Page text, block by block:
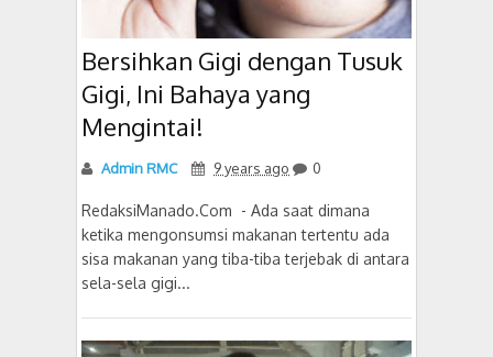
Bersihkan Gigi dengan Tusuk
Gigi, Ini Bahaya yang
Mengintai!
Admin RMC 9 years ago 0
RedaksiManado.Com - Ada saat dimana
ketika mengonsumsi makanan tertentu ada
sisa makanan yang tiba-tiba terjebak di antara
sela-sela gigi...